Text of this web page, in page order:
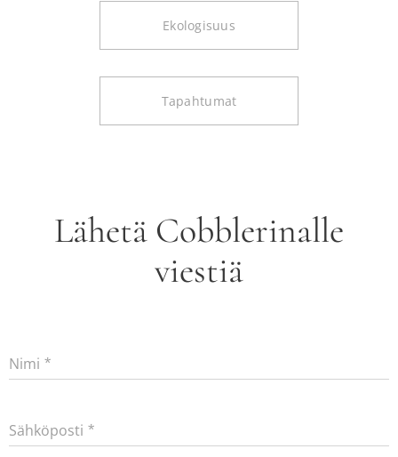
Ekologisuus
Tapahtumat
Lähetä Cobblerinalle
viestiä
Nimi
Sähköposti